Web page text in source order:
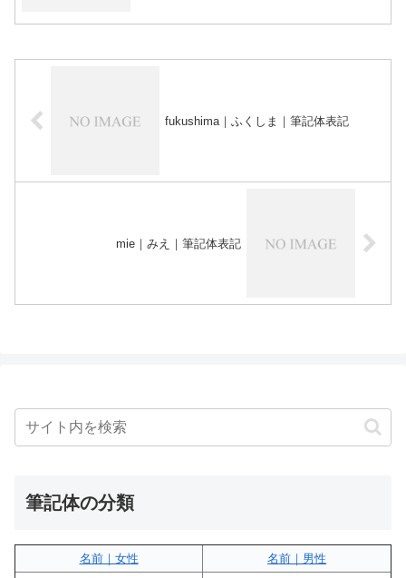
fukushima｜ふくしま｜筆記体表記
mie｜みえ｜筆記体表記
筆記体の分類
名前｜女性
名前｜男性